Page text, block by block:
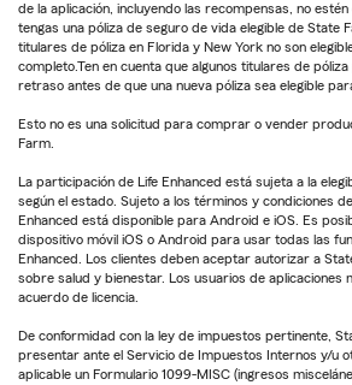
de la aplicación, incluyendo las recompensas, no
tengas una póliza de seguro de vida elegible de State
titulares de póliza en Florida y New York no son
completo.Ten en cuenta que algunos titulares de
retraso antes de que una nueva póliza sea elegible
Esto no es una solicitud para comprar o vender
Farm.
La participación de Life Enhanced está sujeta a la
según el estado. Sujeto a los términos y condiciones
Enhanced está disponible para Android e iOS. Es
dispositivo móvil iOS o Android para usar todas las
Enhanced. Los clientes deben aceptar autorizar a
sobre salud y bienestar. Los usuarios de aplicaciones
acuerdo de licencia.
De conformidad con la ley de impuestos pertinente,
presentar ante el Servicio de Impuestos Internos y/u
aplicable un Formulario 1099-MISC (ingresos